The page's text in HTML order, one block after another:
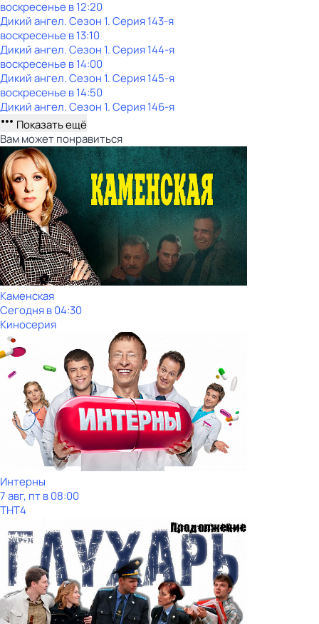
воскресенье в12:20
Дикий ангел. Сезон 1. Серия 143-я
воскресенье в13:10
Дикий ангел. Сезон 1. Серия 144-я
воскресенье в14:00
Дикий ангел. Сезон 1. Серия 145-я
воскресенье в14:50
Дикий ангел. Сезон 1. Серия 146-я
Показать ещё
Вам может понравиться
Каменская
Сегодня в 04:30
Киносерия
Интерны
7 авг, пт в 08:00
ТНТ4